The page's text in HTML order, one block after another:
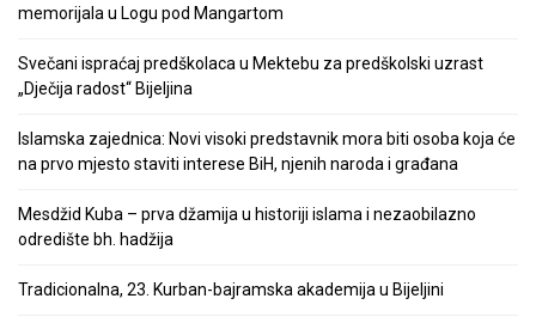
memorijala u Logu pod Mangartom
Svečani ispraćaj predškolaca u Mektebu za predškolski uzrast
„Dječija radost“ Bijeljina
Islamska zajednica: Novi visoki predstavnik mora biti osoba koja će
na prvo mjesto staviti interese BiH, njenih naroda i građana
Mesdžid Kuba – prva džamija u historiji islama i nezaobilazno
odredište bh. hadžija
Tradicionalna, 23. Kurban-bajramska akademija u Bijeljini